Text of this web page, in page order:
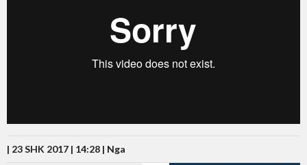
| 23 SHK 2017 | 14:28 | Nga